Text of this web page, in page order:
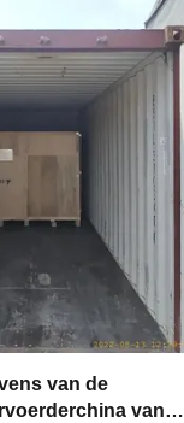
van de
van